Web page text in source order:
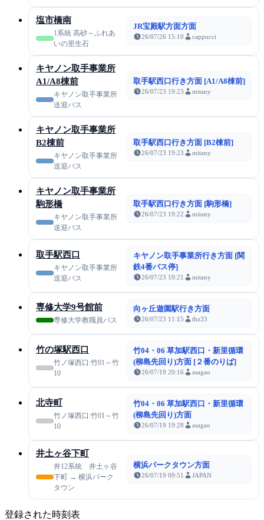
塩市橋南
1系統 高砂～ふれあ
いの里生石
JR宝殿駅方面方面
26/07/26 15:10 cappucci
キヤノン取手事業所
A1/A8棟前
キヤノン取手事業所
送迎バス
取手駅西口行き方面 [A1/A8棟前]
26/07/23 19:23 mitany
キヤノン取手事業所
B2棟前
キヤノン取手事業所
送迎バス
取手駅西口行き方面 [B2棟前]
26/07/23 19:23 mitany
キヤノン取手事業所
駒形橋
キヤノン取手事業所
送迎バス
取手駅西口行き方面 [駒形橋]
26/07/23 19:22 mitany
取手駅西口
キヤノン取手事業所
送迎バス
キヤノン取手事業所行き方面 [関
鉄4番バス停]
26/07/23 19:21 mitany
専修大学9号館前
専修大学教職員バス
向ヶ丘遊園駅行き方面
26/07/23 11:15 thz33
竹の塚駅西口
竹ノ塚西口:竹01～竹
10
竹04・06 草加駅西口・新里循環
(柳島先回り)方面 [２番のりば]
26/07/19 20:16 asagao
北寺町
竹ノ塚西口:竹01～竹
10
竹04・06 草加駅西口・新里循環
(柳島先回り)方面
26/07/19 19:28 asagao
井土ヶ谷下町
井12系統 井土ヶ谷
下町 → 横浜パーク
タウン
横浜パークタウン方面
26/07/19 09:51 JAPAN
登録された時刻表